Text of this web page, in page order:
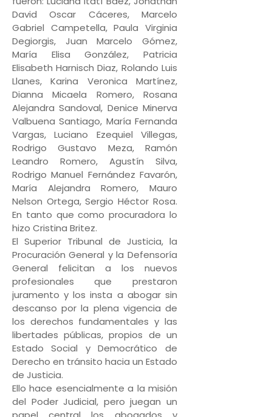
David Oscar Cáceres, Marcelo
Gabriel Campetella, Paula Virginia
Degiorgis, Juan Marcelo Gómez,
María Elisa González, Patricia
Elisabeth Harnisch Diaz, Rolando Luis
Llanes, Karina Veronica Martínez,
Dianna Micaela Romero, Rosana
Alejandra Sandoval, Denice Minerva
Valbuena Santiago, María Fernanda
Vargas, Luciano Ezequiel Villegas,
Rodrigo Gustavo Meza, Ramón
Leandro Romero, Agustín Silva,
Rodrigo Manuel Fernández Favarón,
María Alejandra Romero, Mauro
Nelson Ortega, Sergio Héctor Rosa.
En tanto que como procuradora lo
hizo Cristina Britez.
El Superior Tribunal de Justicia, la
Procuración General y la Defensoría
General felicitan a los nuevos
profesionales que prestaron
juramento y los insta a abogar sin
descanso por la plena vigencia de
los derechos fundamentales y las
libertades públicas, propios de un
Estado Social y Democrático de
Derecho en tránsito hacia un Estado
de Justicia.
Ello hace esencialmente a la misión
del Poder Judicial, pero juegan un